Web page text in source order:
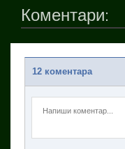
Коментари:
12 коментара